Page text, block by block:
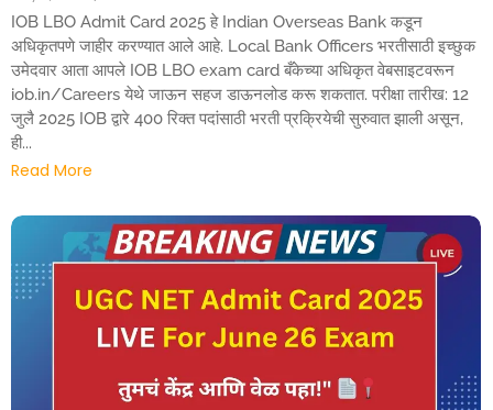
IOB LBO Admit Card 2025 हे Indian Overseas Bank कडून
अधिकृतपणे जाहीर करण्यात आले आहे. Local Bank Officers भरतीसाठी इच्छुक
उमेदवार आता आपले IOB LBO exam card बँकेच्या अधिकृत वेबसाइटवरून
iob.in/Careers येथे जाऊन सहज डाऊनलोड करू शकतात. परीक्षा तारीख: 12
जुलै 2025 IOB द्वारे 400 रिक्त पदांसाठी भरती प्रक्रियेची सुरुवात झाली असून,
ही...
Read More